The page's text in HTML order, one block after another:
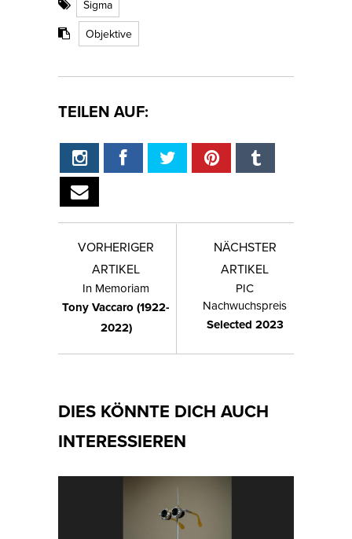
Sigma
Objektive
TEILEN AUF:
VORHERIGER
ARTIKEL
In Memoriam
Tony Vaccaro (1922-
2022)
NÄCHSTER
ARTIKEL
PIC
Nachwuchspreis
Selected 2023
DIES KÖNNTE DICH AUCH
INTERESSIEREN